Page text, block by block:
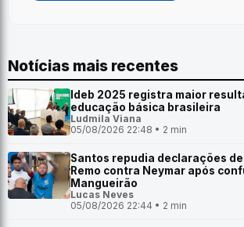
Notícias mais recentes
Ideb 2025 registra maior
educação básica brasileira
Ludmila Viana
05/08/2026 22:48 • 2 min
Santos repudia declarações
Remo contra Neymar após
Mangueirão
Lucas Neves
05/08/2026 22:44 • 2 min